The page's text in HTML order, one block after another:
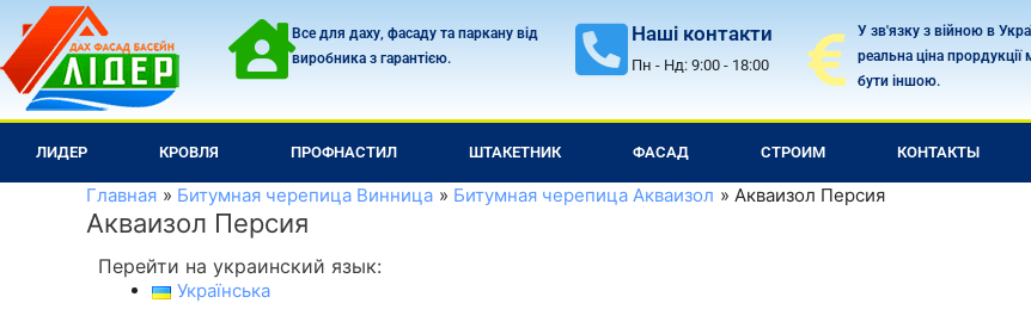
Перейти
содержимому
Все для даху, фасаду та паркану від
виробника з гарантією.
Наші контакти
Пн - Нд: 9:00 - 18:00
У зв'язку з війною в
реальна ціна
бути іншою.
ЛИДЕР КРОВЛЯ ПРОФНАСТИЛ ШТАКЕТНИК ФАСАД СТРОИМ КОНТАКТЫ
Главная Битумная черепица Винница Битумная черепица Акваизол Акваизол Персия
Акваизол Персия
Перейти на украинский язык:
Українська